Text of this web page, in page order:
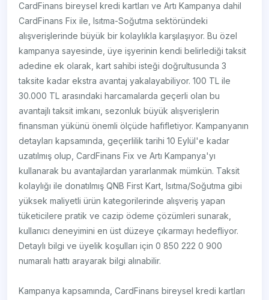
CardFinans bireysel kredi kartları ve Artı Kampanya dahil
CardFinans Fix ile, Isıtma-Soğutma sektöründeki
alışverişlerinde büyük bir kolaylıkla karşılaşıyor. Bu özel
kampanya sayesinde, üye işyerinin kendi belirlediği taksit
adedine ek olarak, kart sahibi isteği doğrultusunda 3
taksite kadar ekstra avantaj yakalayabiliyor. 100 TL ile
30.000 TL arasındaki harcamalarda geçerli olan bu
avantajlı taksit imkanı, sezonluk büyük alışverişlerin
finansman yükünü önemli ölçüde hafifletiyor. Kampanyanın
detayları kapsamında, geçerlilik tarihi 10 Eylül'e kadar
uzatılmış olup, CardFinans Fix ve Artı Kampanya'yı
kullanarak bu avantajlardan yararlanmak mümkün. Taksit
kolaylığı ile donatılmış QNB First Kart, Isıtma/Soğutma gibi
yüksek maliyetli ürün kategorilerinde alışveriş yapan
tüketicilere pratik ve cazip ödeme çözümleri sunarak,
kullanıcı deneyimini en üst düzeye çıkarmayı hedefliyor.
Detaylı bilgi ve üyelik koşulları için 0 850 222 0 900
numaralı hattı arayarak bilgi alınabilir.
Kampanya kapsamında, CardFinans bireysel kredi kartları